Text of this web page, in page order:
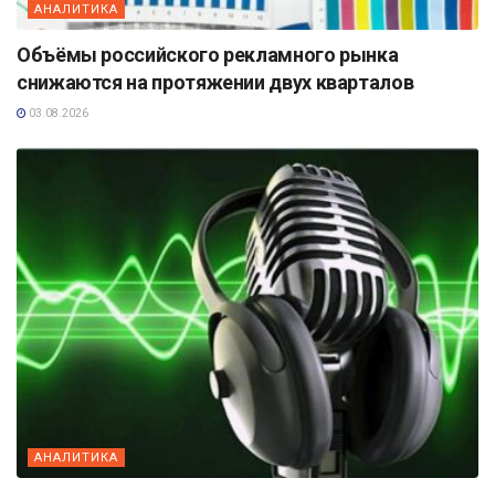
АНАЛИТИКА
Объёмы российского рекламного рынка
снижаются на протяжении двух кварталов
03.08.2026
АНАЛИТИКА